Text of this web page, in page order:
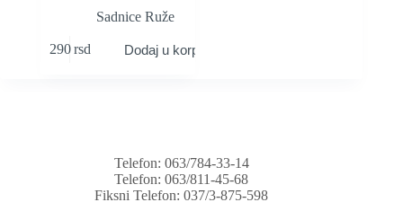
Sadnice Ruže
290rsd Dodaj u korpu
Telefon: 063/784-33-14
Telefon: 063/811-45-68
Fiksni Telefon: 037/3-875-598